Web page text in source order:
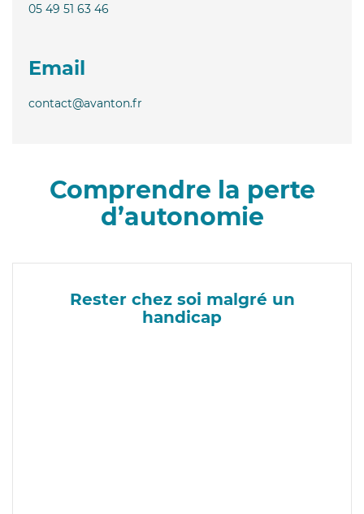
05 49 51 63 46
Email
contact@avanton.fr
Comprendre la perte
d’autonomie
Rester chez soi malgré un
handicap